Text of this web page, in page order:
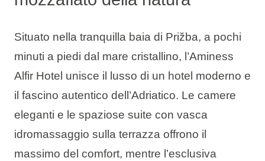
Situato nella tranquilla baia di Prižba, a pochi
minuti a piedi dal mare cristallino, l’Aminess
Alfir Hotel unisce il lusso di un hotel moderno e
il fascino autentico dell’Adriatico. Le camere
eleganti e le spaziose suite con vasca
idromassaggio sulla terrazza offrono il
massimo del comfort, mentre l’esclusiva